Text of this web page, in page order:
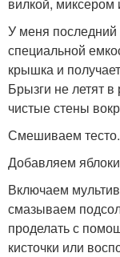
У меня
специальной
крышка и
Брызги не летят
чистые стены
Смешиваем
Добавляем
Включаем
смазываем
проделать с
кисточки или